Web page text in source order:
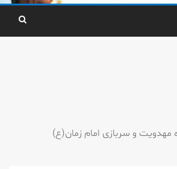
و سربازی امام زمان(ع)